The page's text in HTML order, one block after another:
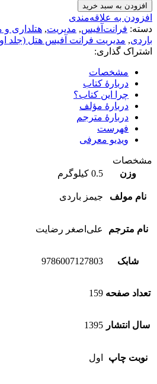
افزودن به سبد خرید
افزودن به علاقه‌مندی
دسته: فرانت‌آفیس, مدیریت, هتلداری و
باردی, مدیریت فرانت آفیس هتل (جلد
اشتراک گذاری:
مشخصات
دربارهٔ کتاب
چرا این کتاب؟
دربارۀ مؤلف
دربارۀ مترجم
فهرست
ویدیو معرفی
مشخصات
وزن
0.5 کیلوگرم
نام مولف جیمز باردی
نام مترجم علی‌اصغر رضایت
شابک 9786007127803
تعداد صفحه 159
سال انتشار 1395
نوبت چاپ اول